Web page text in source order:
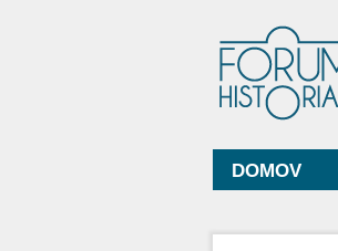
Hlavné menu
DOMOV